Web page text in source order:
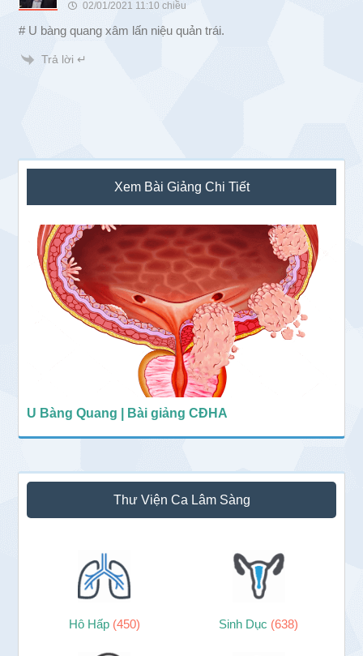
02/01/2021 11:10 chiều
# U bàng quang xâm lấn niệu quản trái.
Trả lời ↵
Sidebar
chính
Xem Bài Giảng Chi Tiết
U Bàng Quang | Bài giảng CĐHA
Thư Viện Ca Lâm Sàng
Hô Hấp (450) Sinh Dục (638)